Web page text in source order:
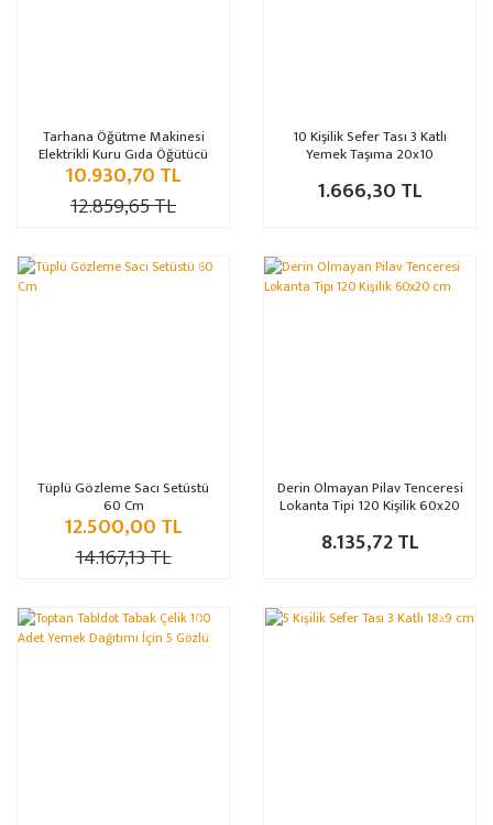
Tarhana Öğütme Makinesi
Elektrikli Kuru Gıda Öğütücü
10.930,70 TL
12.859,65 TL
10 Kişilik Sefer Tası 3 Katlı
Yemek Taşıma 20x10
1.666,30 TL
%12
Tüplü Gözleme Sacı Setüstü
60 Cm
12.500,00 TL
14.167,13 TL
Derin Olmayan Pilav Tenceresi
Lokanta Tipi 120 Kişilik 60x20
8.135,72 TL
%25 %20